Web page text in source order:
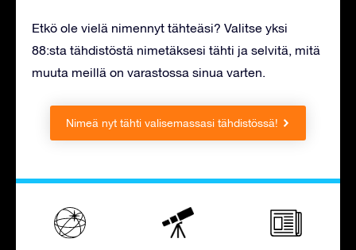
Etkö ole vielä nimennyt tähteäsi? Valitse yksi
88:sta tähdistöstä nimetäksesi tähti ja selvitä, mitä
muuta meillä on varastossa sinua varten.
Nimeä nyt tähti valisemassasi tähdistössä!